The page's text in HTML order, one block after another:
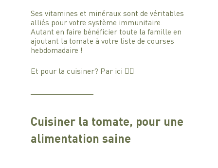
Ses vitamines et minéraux sont de véritables
alliés pour votre système immunitaire.
Autant en faire bénéficier toute la famille en
ajoutant la tomate à votre liste de courses
hebdomadaire !
Et pour la cuisiner? Par ici 👇🏼
Cuisiner la tomate, pour une
alimentation saine